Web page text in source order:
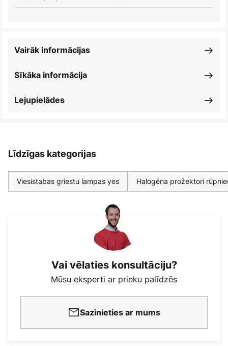
Sīkāka informācija
Vairāk informācijas
Lejupielādes
Līdzīgas kategorijas
Viesistabas griestu lampas yes Halogēna prožektori
Vai vēlaties konsultāciju?
Mūsu eksperti ar prieku palīdzēs
Sazinieties ar mums